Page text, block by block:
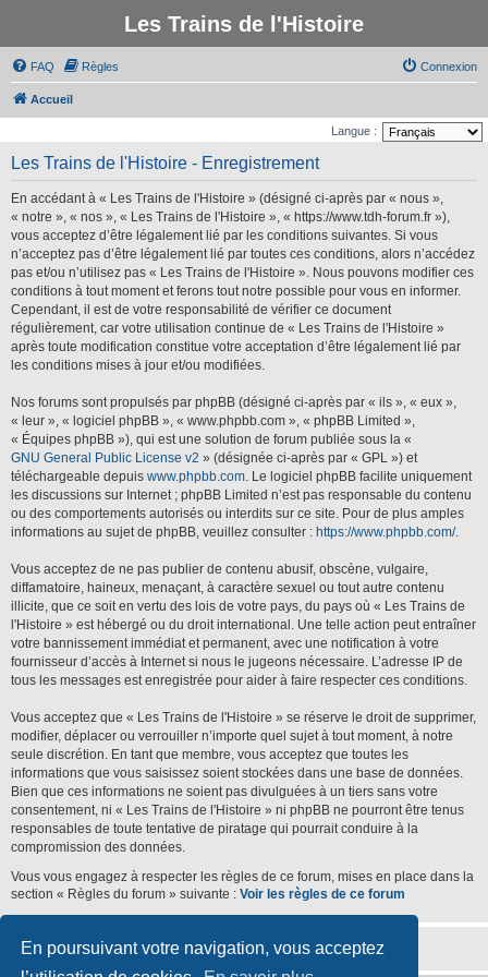
En poursuivant votre navigation, vous acceptez
Les Trains de l'Histoire
FAQ Règles Connexion
Accueil
Langue :
Les Trains de l'Histoire - Enregistrement
En accédant à « Les Trains de l'Histoire » (désigné ci-après par « nous »,
« notre », « nos », « Les Trains de l'Histoire », « https://www.tdh-forum.fr »),
vous acceptez d’être légalement lié par les conditions suivantes. Si vous
n’acceptez pas d’être légalement lié par toutes ces conditions, alors n’accédez
pas et/ou n’utilisez pas « Les Trains de l'Histoire ». Nous pouvons modifier ces
conditions à tout moment et ferons tout notre possible pour vous en informer.
Cependant, il est de votre responsabilité de vérifier ce document
régulièrement, car votre utilisation continue de « Les Trains de l'Histoire »
après toute modification constitue votre acceptation d’être légalement lié par
les conditions mises à jour et/ou modifiées.
Nos forums sont propulsés par phpBB (désigné ci-après par « ils », « eux »,
« leur », « logiciel phpBB », « www.phpbb.com », « phpBB Limited »,
« Équipes phpBB »), qui est une solution de forum publiée sous la «
GNU General Public License v2 » (désignée ci-après par « GPL ») et
téléchargeable depuis www.phpbb.com. Le logiciel phpBB facilite uniquement
les discussions sur Internet ; phpBB Limited n’est pas responsable du contenu
ou des comportements autorisés ou interdits sur ce site. Pour de plus amples
informations au sujet de phpBB, veuillez consulter : https://www.phpbb.com/.
Vous acceptez de ne pas publier de contenu abusif, obscène, vulgaire,
diffamatoire, haineux, menaçant, à caractère sexuel ou tout autre contenu
illicite, que ce soit en vertu des lois de votre pays, du pays où « Les Trains de
l'Histoire » est hébergé ou du droit international. Une telle action peut entraîner
votre bannissement immédiat et permanent, avec une notification à votre
fournisseur d’accès à Internet si nous le jugeons nécessaire. L’adresse IP de
tous les messages est enregistrée pour aider à faire respecter ces conditions.
Vous acceptez que « Les Trains de l'Histoire » se réserve le droit de supprimer,
modifier, déplacer ou verrouiller n’importe quel sujet à tout moment, à notre
seule discrétion. En tant que membre, vous acceptez que toutes les
informations que vous saisissez soient stockées dans une base de données.
Bien que ces informations ne soient pas divulguées à un tiers sans votre
consentement, ni « Les Trains de l'Histoire » ni phpBB ne pourront être tenus
responsables de toute tentative de piratage qui pourrait conduire à la
compromission des données.
Vous vous engagez à respecter les règles de ce forum, mises en place dans la
section « Règles du forum » suivante : Voir les règles de ce forum